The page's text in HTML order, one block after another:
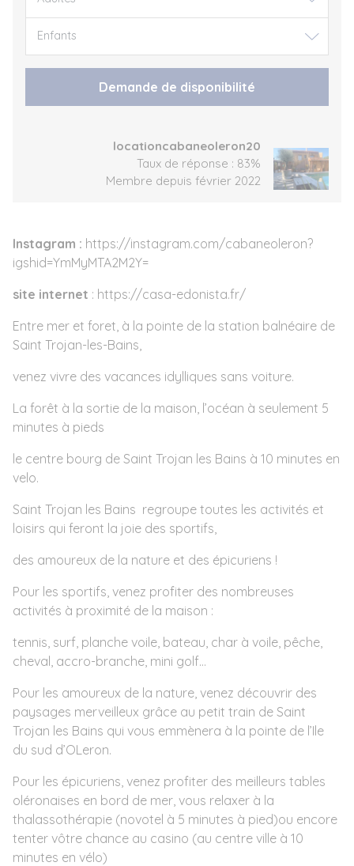
Demande de disponibilité
locationcabaneoleron20
Taux de réponse : 83%
Membre depuis février 2022
Instagram : https://instagram.com/cabaneoleron?
igshid=YmMyMTA2M2Y=
site internet : https://casa-edonista.fr/
Entre mer et foret, à la pointe de la station balnéaire de
Saint Trojan-les-Bains,
venez vivre des vacances idylliques sans voiture.
La forêt à la sortie de la maison, l’océan à seulement 5
minutes à pieds
le centre bourg de Saint Trojan les Bains à 10 minutes en
velo.
Saint Trojan les Bains regroupe toutes les activités et
loisirs qui feront la joie des sportifs,
des amoureux de la nature et des épicuriens !
Pour les sportifs, venez profiter des nombreuses
activités à proximité de la maison :
tennis, surf, planche voile, bateau, char à voile, pêche,
cheval, accro-branche, mini golf…
Pour les amoureux de la nature, venez découvrir des
paysages merveilleux grâce au petit train de Saint
Trojan les Bains qui vous emmènera à la pointe de l’Ile
du sud d’OLeron.
Pour les épicuriens, venez profiter des meilleurs tables
oléronaises en bord de mer, vous relaxer à la
thalassothérapie (novotel à 5 minutes à pied)ou encore
tenter vôtre chance au casino (au centre ville à 10
minutes en vélo)